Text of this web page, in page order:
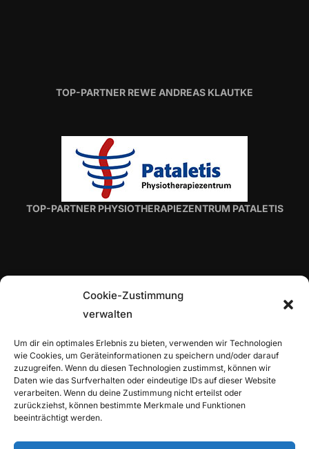
Cookie-Zustimmung
verwalten
Um dir ein optimales Erlebnis zu bieten, verwenden wir Technologien
wie Cookies, um Geräteinformationen zu speichern und/oder darauf
zuzugreifen. Wenn du diesen Technologien zustimmst, können wir
Daten wie das Surfverhalten oder eindeutige IDs auf dieser Website
verarbeiten. Wenn du deine Zustimmung nicht erteilst oder
zurückziehst, können bestimmte Merkmale und Funktionen
beeinträchtigt werden.
TOP-PARTNER REWE ANDREAS KLAUTKE
TOP-PARTNER PHYSIOTHERAPIEZENTRUM PATALETIS
TOP-PARTNER ALLIANZ-GENERALVERTRETUNG